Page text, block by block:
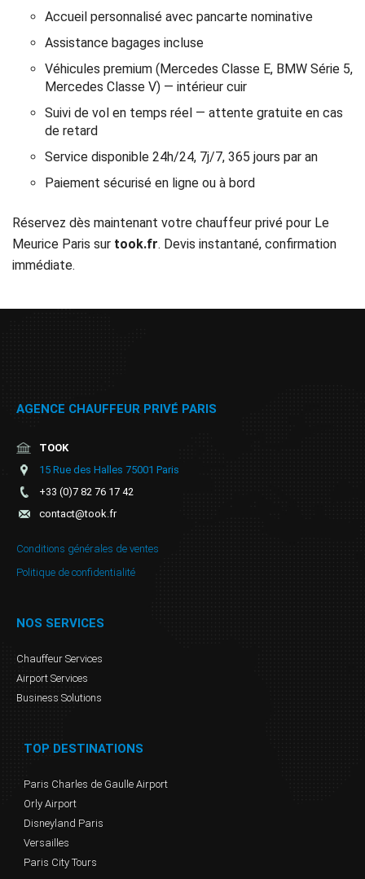
Accueil personnalisé avec pancarte nominative
Assistance bagages incluse
Véhicules premium (Mercedes Classe E, BMW Série 5,
Mercedes Classe V) — intérieur cuir
Suivi de vol en temps réel — attente gratuite en cas
de retard
Service disponible 24h/24, 7j/7, 365 jours par an
Paiement sécurisé en ligne ou à bord
Réservez dès maintenant votre chauffeur privé pour Le
Meurice Paris sur took.fr. Devis instantané, confirmation
immédiate.
AGENCE CHAUFFEUR PRIVÉ PARIS
TOOK
15 Rue des Halles 75001 Paris
+33 (0)7 82 76 17 42
contact@took.fr
Conditions générales de ventes
Politique de confidentialité
NOS SERVICES
Chauffeur Services
Airport Services
Business Solutions
TOP DESTINATIONS
Paris Charles de Gaulle Airport
Orly Airport
Disneyland Paris
Versailles
Paris City Tours